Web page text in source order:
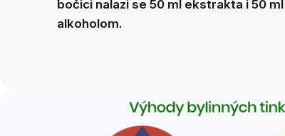
bočici nalazi se 50 ml ekstrakta i 50
alkoholom.